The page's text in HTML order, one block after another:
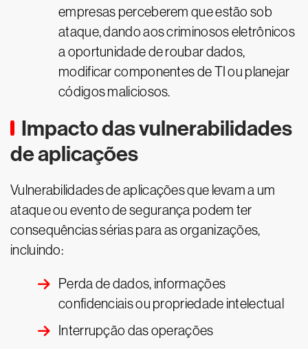
empresas perceberem que estão sob
ataque, dando aos criminosos eletrônicos
a oportunidade de roubar dados,
modificar componentes de TI ou planejar
códigos maliciosos.
Impacto das vulnerabilidades
de aplicações
Vulnerabilidades de aplicações que levam a um
ataque ou evento de segurança podem ter
consequências sérias para as organizações,
incluindo:
Perda de dados, informações
confidenciais ou propriedade intelectual
Interrupção das operações